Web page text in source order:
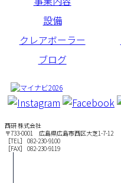
設備
クレアボーラー
ブログ
西研 株式会社
〒733-0001 広島県広島市西区大芝1-7-12
［TEL］ 082-230-9100
［FAX］ 082-230-9119